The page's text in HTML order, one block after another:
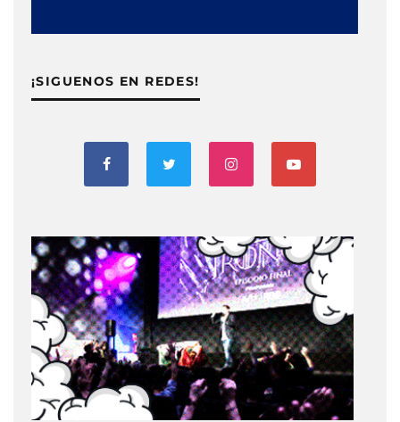
¡SIGUENOS EN REDES!